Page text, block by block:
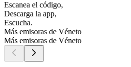
Escanea el código,
Descarga la app,
Escucha.
Más emisoras de Véneto
Más emisoras de Véneto